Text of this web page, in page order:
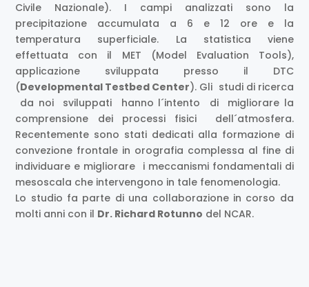
Civile Nazionale). I campi analizzati sono la
precipitazione accumulata a 6 e 12 ore e la
temperatura superficiale. La statistica viene
effettuata con il MET (Model Evaluation Tools),
applicazione sviluppata presso il DTC
(Developmental Testbed Center). Gli studi di ricerca
da noi sviluppati hanno l´intento di migliorare la
comprensione dei processi fisici dell´atmosfera.
Recentemente sono stati dedicati alla formazione di
convezione frontale in orografia complessa al fine di
individuare e migliorare i meccanismi fondamentali di
mesoscala che intervengono in tale fenomenologia.
Lo studio fa parte di una collaborazione in corso da
molti anni con il Dr. Richard Rotunno del NCAR.